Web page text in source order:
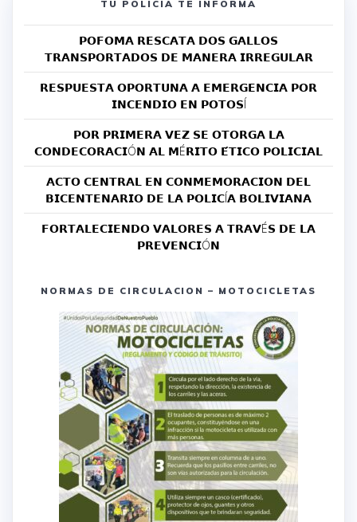
TU POLICÍA TE INFORMA
𝗣𝗢𝗙𝗢𝗠𝗔 𝗥𝗘𝗦𝗖𝗔𝗧𝗔 𝗗𝗢𝗦 𝗚𝗔𝗟𝗟𝗢𝗦
𝗧𝗥𝗔𝗡𝗦𝗣𝗢𝗥𝗧𝗔𝗗𝗢𝗦 𝗗𝗘 𝗠𝗔𝗡𝗘𝗥𝗔 𝗜𝗥𝗥𝗘𝗚𝗨𝗟𝗔𝗥
𝗥𝗘𝗦𝗣𝗨𝗘𝗦𝗧𝗔 𝗢𝗣𝗢𝗥𝗧𝗨𝗡𝗔 𝗔 𝗘𝗠𝗘𝗥𝗚𝗘𝗡𝗖𝗜𝗔 𝗣𝗢𝗥
𝗜𝗡𝗖𝗘𝗡𝗗𝗜𝗢 𝗘𝗡 𝗣𝗢𝗧𝗢𝗦Í
𝗣𝗢𝗥 𝗣𝗥𝗜𝗠𝗘𝗥𝗔 𝗩𝗘𝗭 𝗦𝗘 𝗢𝗧𝗢𝗥𝗚𝗔 𝗟𝗔
𝗖𝗢𝗡𝗗𝗘𝗖𝗢𝗥𝗔𝗖𝗜Ó𝗡 𝗔𝗟 𝗠É𝗥𝗜𝗧𝗢 𝗘́𝗧𝗜𝗖𝗢 𝗣𝗢𝗟𝗜𝗖𝗜𝗔𝗟
𝗔𝗖𝗧𝗢 𝗖𝗘𝗡𝗧𝗥𝗔𝗟 𝗘𝗡 𝗖𝗢𝗡𝗠𝗘𝗠𝗢𝗥𝗔𝗖𝗜𝗢𝗡 𝗗𝗘𝗟
𝗕𝗜𝗖𝗘𝗡𝗧𝗘𝗡𝗔𝗥𝗜𝗢 𝗗𝗘 𝗟𝗔 𝗣𝗢𝗟𝗜𝗖Í𝗔 𝗕𝗢𝗟𝗜𝗩𝗜𝗔𝗡𝗔
𝗙𝗢𝗥𝗧𝗔𝗟𝗘𝗖𝗜𝗘𝗡𝗗𝗢 𝗩𝗔𝗟𝗢𝗥𝗘𝗦 𝗔 𝗧𝗥𝗔𝗩É𝗦 𝗗𝗘 𝗟𝗔
𝗣𝗥𝗘𝗩𝗘𝗡𝗖𝗜Ó𝗡
NORMAS DE CIRCULACION – MOTOCICLETAS